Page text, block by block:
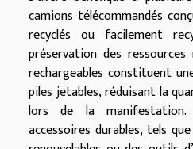
camions télécommandés
recyclés ou facilement
préservation des
rechargeables constituent
piles jetables, réduisant la
lors de la
accessoires durables, tels